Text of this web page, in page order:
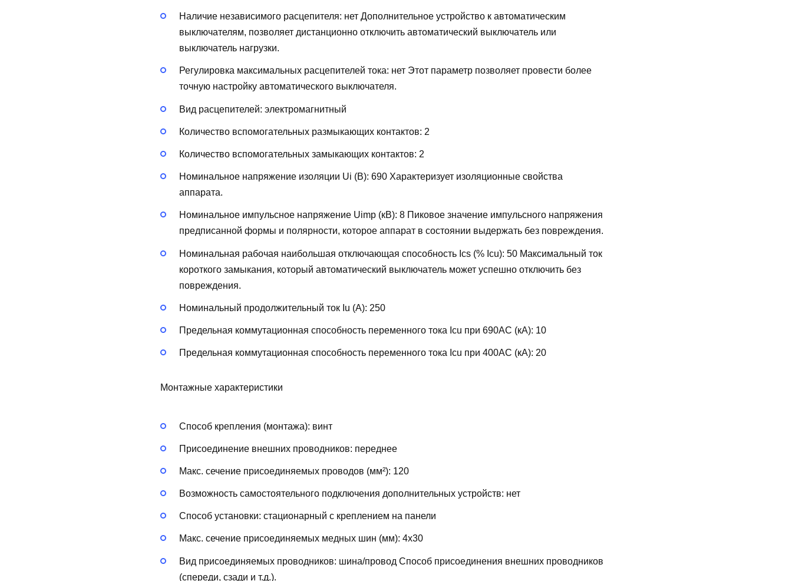
Наличие независимого расцепителя: нет Дополнительное устройство к автоматическим
выключателям, позволяет дистанционно отключить автоматический выключатель или
выключатель нагрузки.
Регулировка максимальных расцепителей тока: нет Этот параметр позволяет провести более
точную настройку автоматического выключателя.
Вид расцепителей: электромагнитный
Количество вспомогательных размыкающих контактов: 2
Количество вспомогательных замыкающих контактов: 2
Номинальное напряжение изоляции Ui (В): 690 Характеризует изоляционные свойства
аппарата.
Номинальное импульсное напряжение Uimp (кВ): 8 Пиковое значение импульсного напряжения
предписанной формы и полярности, которое аппарат в состоянии выдержать без повреждения.
Номинальная рабочая наибольшая отключающая способность Ics (% Icu): 50 Максимальный ток
короткого замыкания, который автоматический выключатель может успешно отключить без
повреждения.
Номинальный продолжительный ток Iu (А): 250
Предельная коммутационная способность переменного тока Icu при 690AC (кА): 10
Предельная коммутационная способность переменного тока Icu при 400АС (кА): 20
Монтажные характеристики
Способ крепления (монтажа): винт
Присоединение внешних проводников: переднее
Макс. сечение присоединяемых проводов (мм²): 120
Возможность самостоятельного подключения дополнительных устройств: нет
Способ установки: стационарный с креплением на панели
Макс. сечение присоединяемых медных шин (мм): 4х30
Вид присоединяемых проводников: шина/провод Способ присоединения внешних проводников
(спереди, сзади и т.д.).